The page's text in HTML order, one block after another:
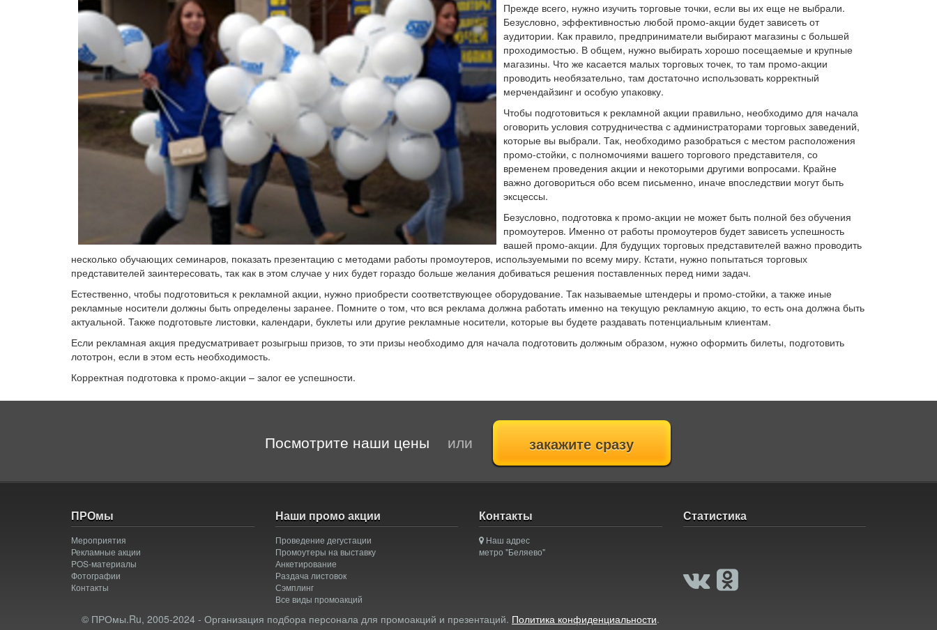
Прежде всего, нужно изучить торговые точки, если вы их еще не выбрали.
Безусловно, эффективностью любой промо-акции будет зависеть от
аудитории. Как правило, предприниматели выбирают магазины с большей
проходимостью. В общем, нужно выбирать хорошо посещаемые и крупные
магазины. Что же касается малых торговых точек, то там промо-акции
проводить необязательно, там достаточно использовать корректный
мерчендайзинг и особую упаковку.
Чтобы подготовиться к рекламной акции правильно, необходимо для начала
оговорить условия сотрудничества с администраторами торговых заведений,
которые вы выбрали. Так, необходимо разобраться с местом расположения
промо-стойки, с полномочиями вашего торгового представителя, со
временем проведения акции и некоторыми другими вопросами. Крайне
важно договориться обо всем письменно, иначе впоследствии могут быть
эксцессы.
Безусловно, подготовка к промо-акции не может быть полной без обучения
промоутеров. Именно от работы промоутеров будет зависеть успешность
вашей промо-акции. Для будущих торговых представителей важно проводить
несколько обучающих семинаров, показать презентацию с методами работы промоутеров, используемыми по всему миру. Кстати, нужно попытаться торговых
представителей заинтересовать, так как в этом случае у них будет гораздо больше желания добиваться решения поставленных перед ними задач.
Естественно, чтобы подготовиться к рекламной акции, нужно приобрести соответствующее оборудование. Так называемые штендеры и промо-стойки, а также иные
рекламные носители должны быть определены заранее. Помните о том, что вся реклама должна работать именно на текущую рекламную акцию, то есть она должна быть
актуальной. Также подготовьте листовки, календари, буклеты или другие рекламные носители, которые вы будете раздавать потенциальным клиентам.
Если рекламная акция предусматривает розыгрыш призов, то эти призы необходимо для начала подготовить должным образом, нужно оформить билеты, подготовить
лототрон, если в этом есть необходимость.
Корректная подготовка к промо-акции – залог ее успешности.
Посмотрите наши цены или
ПРОмы
Мероприятия
Рекламные акции
POS-материалы
Фотографии
Контакты
Наши промо акции
Проведение дегустации
Промоутеры на выставку
Анкетирование
Раздача листовок
Сэмплинг
Все виды промоакций
Контакты
Наш адрес
метро "Беляево"
Статистика
© ПРОмы.Ru, 2005-2024 - Организация подбора персонала для промоакций и презентаций. Политика конфиденциальности.